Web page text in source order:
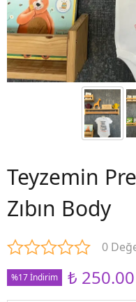
Teyzemin
Zıbın Body
0
%17 İndirim ₺ 250.00